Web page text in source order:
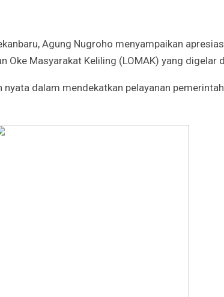
Agung Nugroho menyampaikan
Oke Masyarakat Keliling (LOMAK) yang digelar
dalam mendekatkan pelayanan